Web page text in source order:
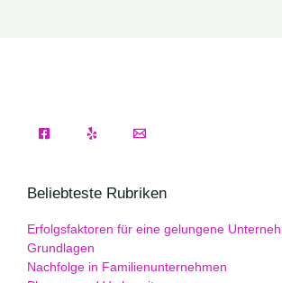
Beliebteste Rubriken
Erfolgsfaktoren für eine gelungene
Grundlagen
Nachfolge in Familienunternehmen